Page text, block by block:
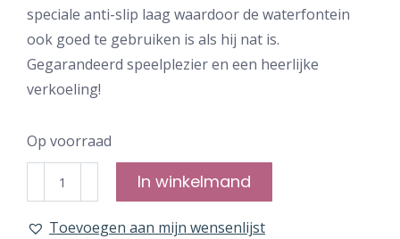
speciale anti-slip laag waardoor de waterfontein
ook goed te gebruiken is als hij nat is.
Gegarandeerd speelplezier en een heerlijke
verkoeling!
Op voorraad
CoolPets
-
Splash
In winkelmand
Toevoegen aan mijn wensenlijst